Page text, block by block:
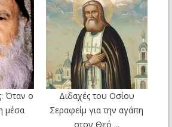
Όταν ο
μέσα
Διδαχές του Οσίου
Σεραφείμ για την αγάπη
στον Θεό ...